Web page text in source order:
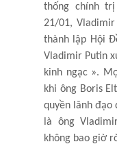
thống chính
21/01,
thành lập Hội
Vladimir Putin
kinh ngạc ».
khi ông Boris
quyền lãnh
là ông
không bao giờ